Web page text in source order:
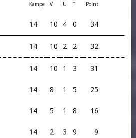
Kampe V U T Point
14 10 4 0 34
14 10 2 2 32
14 10 1 3 31
14 8 1 5 25
14 5 1 8 16
14 2 3 9 9